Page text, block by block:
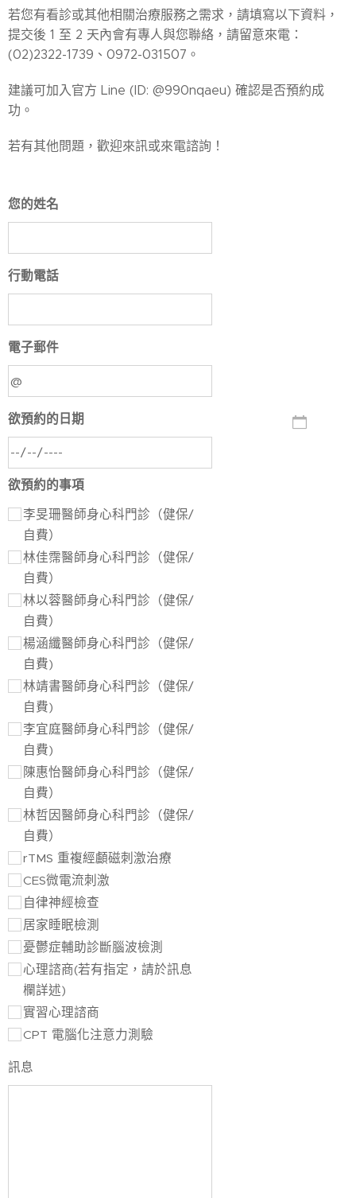
若您有看診或其他相關治療服務之需求，請填寫以下資料，
提交後 1 至 2 天內會有專人與您聯絡，請留意來電：
(02)2322-1739、0972-031507。
建議可加入官方 Line (ID: @990nqaeu) 確認是否預約成
功。
若有其他問題，歡迎來訊或來電諮詢！
您的姓名
行動電話
電子郵件
欲預約的日期
欲預約的事項
李旻珊醫師身心科門診（健保/
自費）
林佳霈醫師身心科門診（健保/
自費）
林以蓉醫師身心科門診（健保/
自費）
楊涵纖醫師身心科門診（健保/
自費)
林靖書醫師身心科門診（健保/
自費)
李宜庭醫師身心科門診（健保/
自費)
陳惠怡醫師身心科門診（健保/
自費）
林哲因醫師身心科門診（健保/
自費）
rTMS 重複經顱磁刺激治療
CES微電流刺激
自律神經檢查
居家睡眠檢測
憂鬱症輔助診斷腦波檢測
心理諮商(若有指定，請於訊息
欄詳述)
實習心理諮商
CPT 電腦化注意力測驗
訊息